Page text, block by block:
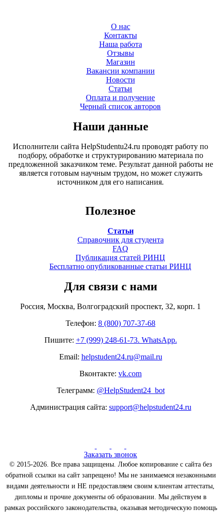
О нас
Контакты
Наша работа
Отзывы
Магазин
Вакансии компании
Новости
Статьи
Оплата и получение
Черный список авторов
Наши данные
Исполнители сайта HelpStudentu24.ru проводят работу по
подбору, обработке и структурированию материала по
предложенной заказчиком теме. Результат данной работы не
является готовым научным трудом, но может служить
источником для его написания.
Полезное
Статьи
Справочник для студента
FAQ
Публикация статей РИНЦ
Бесплатно опубликованные статьи РИНЦ
Для связи с нами
Россия, Москва, Волгоградский проспект, 32, корп. 1
Телефон: 8 (800) 707-37-68
Пишите: +7 (999) 248-61-73. WhatsApp.
Email: helpstudent24.ru@mail.ru
Вконтакте: vk.com
Телеграмм: @HelpStudent24_bot
Администрация сайта: support@helpstudent24.ru
Заказать звонок
© 2015-2026. Все права защищены. Любое копирование с сайта без
обратной ссылки на сайт запрещено! Мы не занимаемся незаконными
видами деятельности и НЕ предоставляем своим клиентам аттестаты,
дипломы и прочие документы об образовании. Мы действуем в
рамках российского законодательства, оказывая методическую помощь